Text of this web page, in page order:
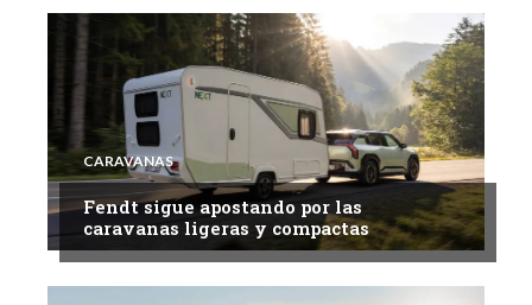
CARAVANAS
Fendt sigue apostando por las
caravanas ligeras y compactas